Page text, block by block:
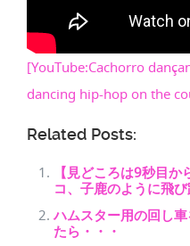
[YouTube:Cachorro
dancing hip-hop on the
Related Posts:
【見どころは9秒目
コ、子鹿のように飛
ハムスター用の回し
たら・・・